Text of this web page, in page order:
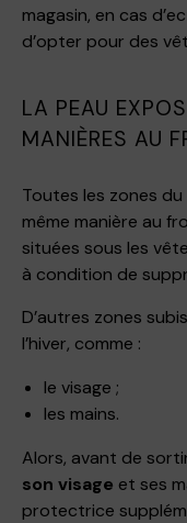
magasin, en cas
d’opter pour des
LA PEAU
MANIÈRES AU
Toutes les zones
même manière au
situées sous les
à condition de
D’autres zones
l’hiver, comme :
le visage ;
les mains.
Alors, avant de
son visage et ses
protectrice